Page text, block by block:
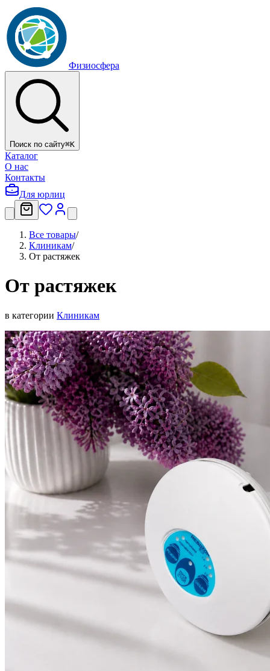
Физиосфера
Поиск по сайту⌘K
Каталог
О нас
Контакты
Для юрлиц
Все товары/
Клиникам/
От растяжек
От растяжек
в категории Клиникам